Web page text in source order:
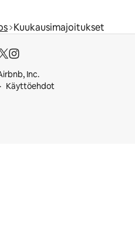
Kuukausimajoitukset
Inc.
Käyttöehdot